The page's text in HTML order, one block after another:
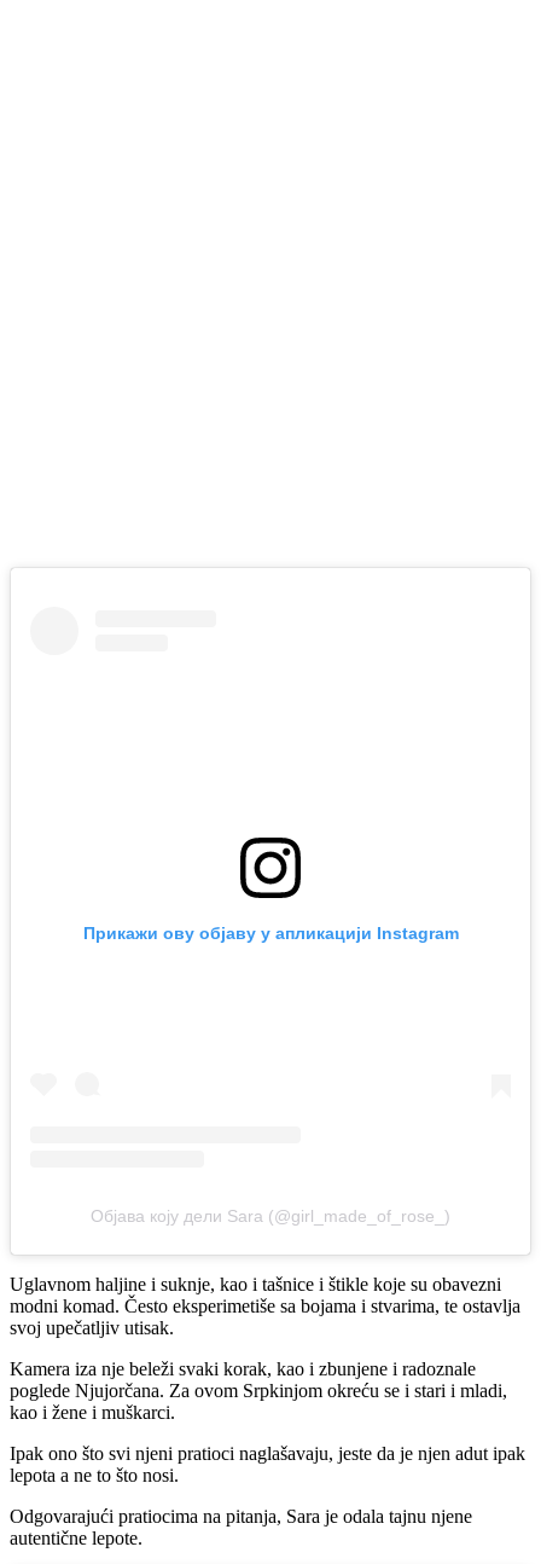
Прикажи ову објаву у апликацији Instagram
Објава коју дели Sara (@girl_made_of_rose_)
Uglavnom haljine i suknje, kao i tašnice i štikle koje su obavezni
modni komad. Često eksperimetiše sa bojama i stvarima, te ostavlja
svoj upečatljiv utisak.
Kamera iza nje beleži svaki korak, kao i zbunjene i radoznale
poglede Njujorčana. Za ovom Srpkinjom okreću se i stari i mladi,
kao i žene i muškarci.
Ipak ono što svi njeni pratioci naglašavaju, jeste da je njen adut ipak
lepota a ne to što nosi.
Odgovarajući pratiocima na pitanja, Sara je odala tajnu njene
autentične lepote.